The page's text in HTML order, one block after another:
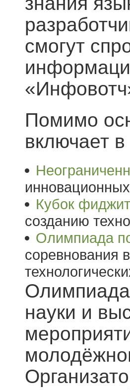
смогут
Помимо
включает
Кубок
созданию
Олимпиада
соревнования
Олимпиада
науки и